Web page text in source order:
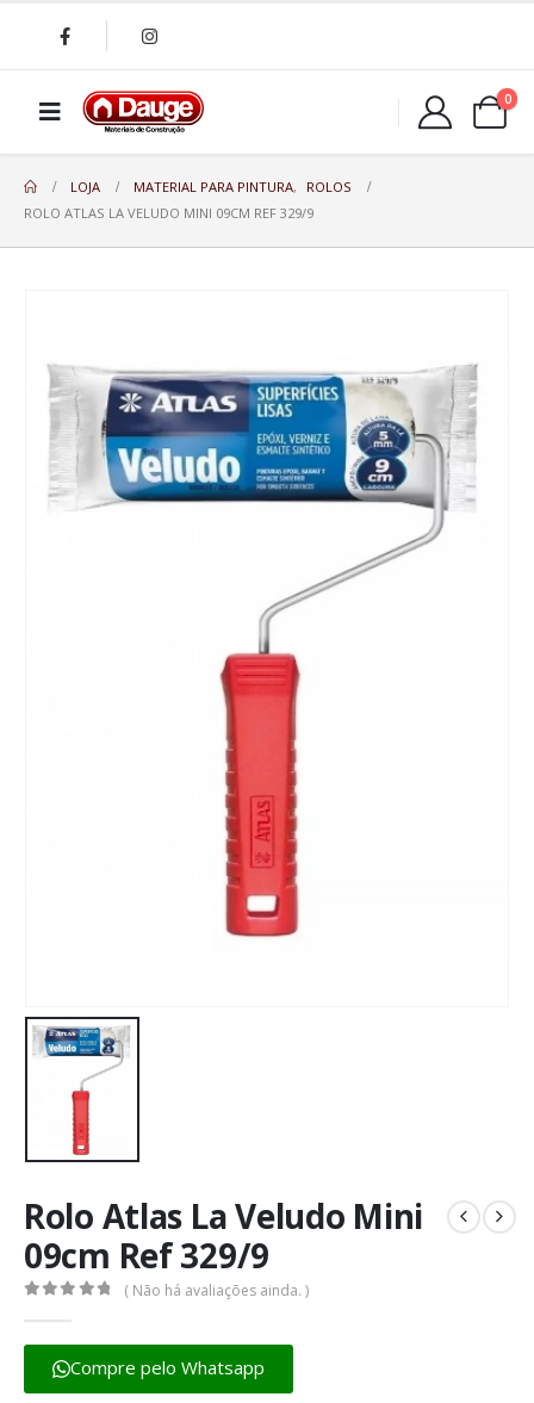
0
LOJA MATERIAL PARA PINTURA,
ROLOS
ROLO ATLAS LA VELUDO MINI 09CM REF 329/9
Rolo Atlas La Veludo Mini
09cm Ref 329/9
( Não há avaliações ainda. )
Compre pelo Whatsapp